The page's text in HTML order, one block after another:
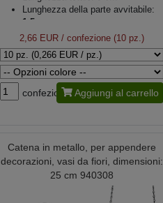
Lunghezza della parte avvitabile:
1,5 cm
2,66 EUR/ confezione (10 pz.)
confezione Aggiungi al carrello
Catena in metallo, per appendere
decorazioni, vasi da fiori, dimensioni:
25 cm 940308